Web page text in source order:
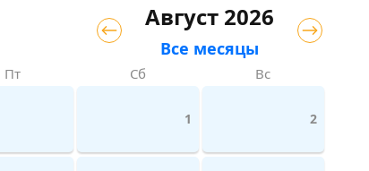
Август 2026
Все месяцы
Пт Сб Вс
1 2